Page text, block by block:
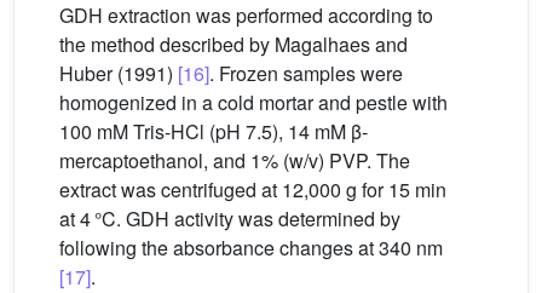
GDH extraction was performed according to
the method described by Magalhaes and
Huber (1991) [16]. Frozen samples were
homogenized in a cold mortar and pestle with
100 mM Tris-HCl (pH 7.5), 14 mM β-
mercaptoethanol, and 1% (w/v) PVP. The
extract was centrifuged at 12,000 g for 15 min
at 4 °C. GDH activity was determined by
following the absorbance changes at 340 nm
[17].